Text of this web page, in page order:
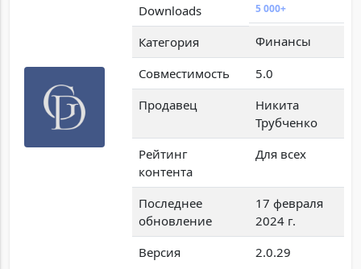
Downloads
5 000+
Категория
Финансы
Совместимость
5.0
Продавец
Никита
Трубченко
Рейтинг
контента
Для всех
Последнее
обновление
17 февраля
2024 г.
Версия
2.0.29